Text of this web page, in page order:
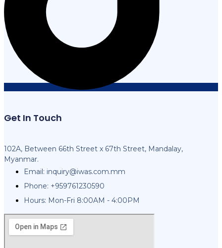
Get In Touch
102A, Between 66th Street x 67th Street, Mandalay,
Myanmar.
Email: inquiry@iwas.com.mm
Phone: +959761230590
Hours: Mon-Fri 8:00AM - 4:00PM